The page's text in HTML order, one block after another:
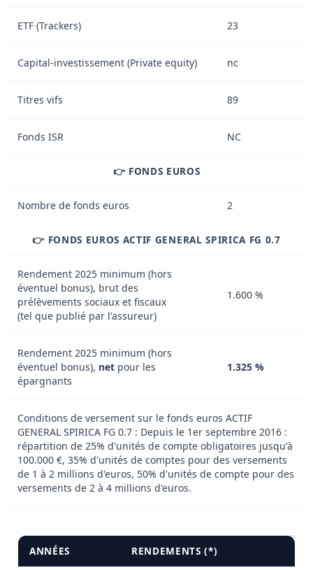
ETF (Trackers) 23
Capital-investissement (Private equity) nc
Titres vifs 89
Fonds ISR NC
👉 FONDS EUROS
Nombre de fonds euros 2
👉 FONDS EUROS ACTIF GENERAL SPIRICA FG 0.7
Rendement 2025 minimum (hors
éventuel bonus), brut des
prélèvements sociaux et fiscaux
(tel que publié par l'assureur)
1.600 %
Rendement 2025 minimum (hors
éventuel bonus), net pour les
épargnants
1.325 %
Conditions de versement sur le fonds euros ACTIF
GENERAL SPIRICA FG 0.7 : Depuis le 1er septembre 2016 :
répartition de 25% d'unités de compte obligatoires jusqu'à
100.000 €, 35% d'unités de comptes pour des versements
de 1 à 2 millions d'euros, 50% d'unités de compte pour des
versements de 2 à 4 millions d'euros.
ANNÉES RENDEMENTS (*)